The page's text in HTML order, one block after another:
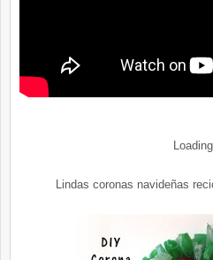
Lindas coronas navideñas